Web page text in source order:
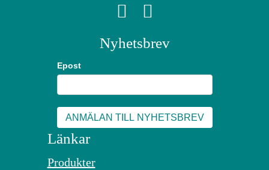
Nyhetsbrev
Epost
Länkar
Produkter